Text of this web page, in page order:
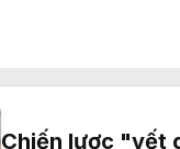
Chiến lược "vết